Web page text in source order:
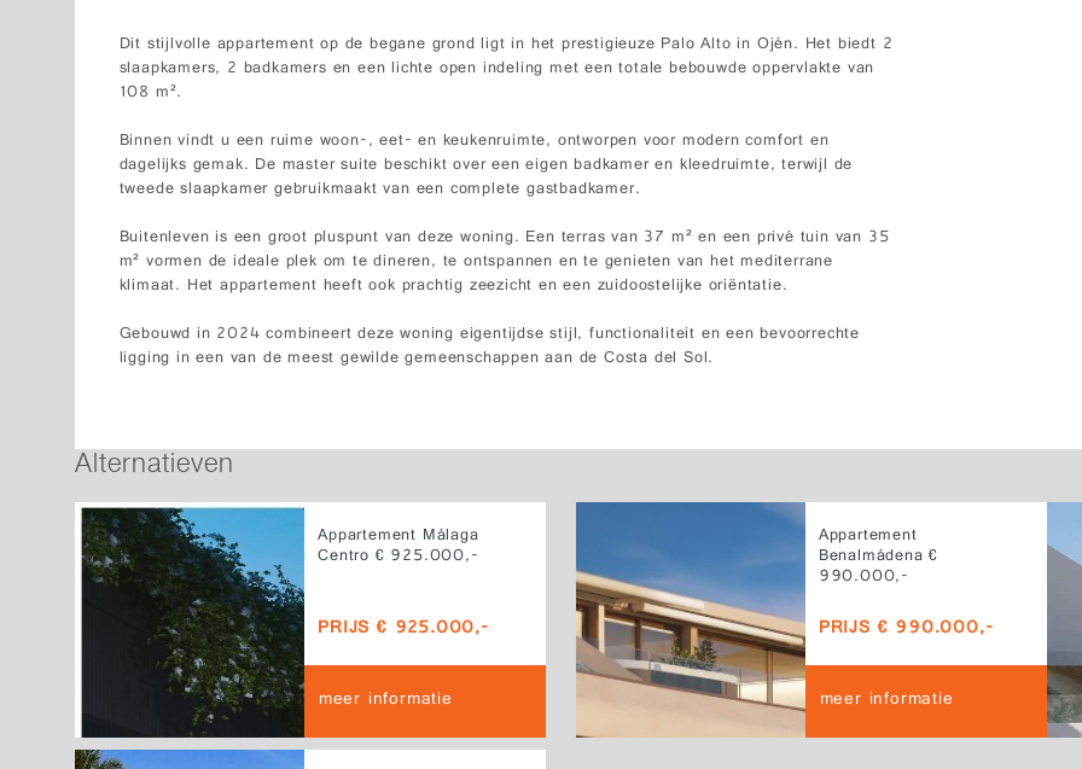
Dit stijlvolle appartement op de begane grond ligt in het prestigieuze Palo Alto in Ojén. Het biedt 2
slaapkamers, 2 badkamers en een lichte open indeling met een totale bebouwde oppervlakte van
108 m².
Binnen vindt u een ruime woon-, eet- en keukenruimte, ontworpen voor modern comfort en
dagelijks gemak. De master suite beschikt over een eigen badkamer en kleedruimte, terwijl de
tweede slaapkamer gebruikmaakt van een complete gastbadkamer.
Buitenleven is een groot pluspunt van deze woning. Een terras van 37 m² en een privé tuin van 35
m² vormen de ideale plek om te dineren, te ontspannen en te genieten van het mediterrane
klimaat. Het appartement heeft ook prachtig zeezicht en een zuidoostelijke oriëntatie.
Gebouwd in 2024 combineert deze woning eigentijdse stijl, functionaliteit en een bevoorrechte
ligging in een van de meest gewilde gemeenschappen aan de Costa del Sol.
Alternatieven
Appartement Málaga
Centro € 925.000,-
PRIJS € 925.000,-
meer informatie
Appartement
Benalmádena €
990.000,-
PRIJS € 990.000,-
meer informatie